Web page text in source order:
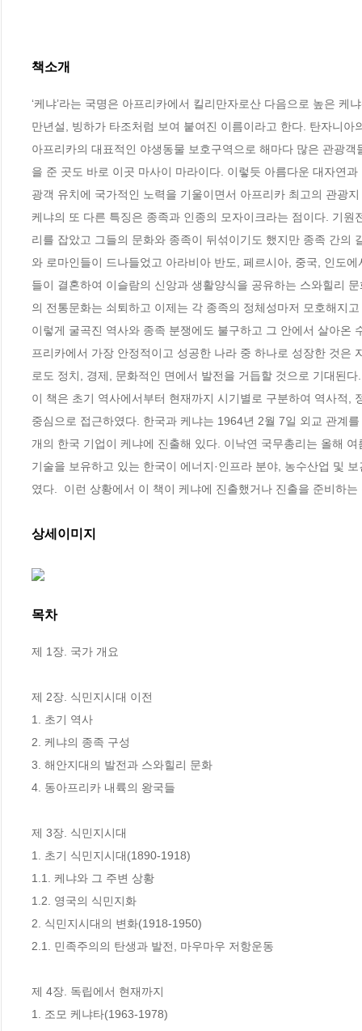
책소개
‘케냐’라는 국명은 아프리카에서 킬리만자로산 다음으로 높은 케
만년설, 빙하가 타조처럼 보여 붙여진 이름이라고 한다. 탄자니
아프리카의 대표적인 야생동물 보호구역으로 해마다 많은 관광
을 준 곳도 바로 이곳 마사이 마라이다. 이렇듯 아름다운 대자연
광객 유치에 국가적인 노력을 기울이면서 아프리카 최고의 관광
케냐의 또 다른 특징은 종족과 인종의 모자이크라는 점이다. 기
리를 잡았고 그들의 문화와 종족이 뒤섞이기도 했지만 종족 간의
와 로마인들이 드나들었고 아라비아 반도, 페르시아, 중국, 인도
들이 결혼하여 이슬람의 신앙과 생활양식을 공유하는 스와힐리
의 전통문화는 쇠퇴하고 이제는 각 종족의 정체성마저 모호해지
이렇게 굴곡진 역사와 종족 분쟁에도 불구하고 그 안에서 살아
프리카에서 가장 안정적이고 성공한 나라 중 하나로 성장한 것
로도 정치, 경제, 문화적인 면에서 발전을 거듭할 것으로 기대된
이 책은 초기 역사에서부터 현재까지 시기별로 구분하여 역사적,
중심으로 접근하였다. 한국과 케냐는 1964년 2월 7일 외교 관계
개의 한국 기업이 케냐에 진출해 있다. 이낙연 국무총리는 올해
기술을 보유하고 있는 한국이 에너지·인프라 분야, 농수산업 및
였다.  이런 상황에서 이 책이 케냐에 진출했거나 진출을 준비하
상세이미지
목차
제 1장. 국가 개요
제 2장. 식민지시대 이전
1. 초기 역사
2. 케냐의 종족 구성
3. 해안지대의 발전과 스와힐리 문화
4. 동아프리카 내륙의 왕국들
제 3장. 식민지시대
1. 초기 식민지시대(1890-1918)
1.1. 케냐와 그 주변 상황
1.2. 영국의 식민지화
2. 식민지시대의 변화(1918-1950)
2.1. 민족주의의 탄생과 발전, 마우마우 저항운동
제 4장. 독립에서 현재까지
1. 조모 케냐타(1963-1978)